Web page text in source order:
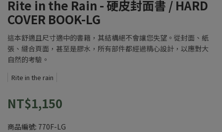
Rite in the Rain - 硬皮封面書 / HARD
COVER BOOK-LG
這本舒適且尺寸適中的書籍，其結構絕不會讓您失望。從封面、紙
張、縫合頁面，甚至是膠水，所有部件都經過精心設計，以應對大
自然的考驗。
Rite in the rain
NT$1,150
商品編號: 770F-LG